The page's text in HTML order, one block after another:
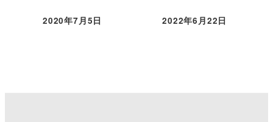
2020年7月5日 2022年6月22日